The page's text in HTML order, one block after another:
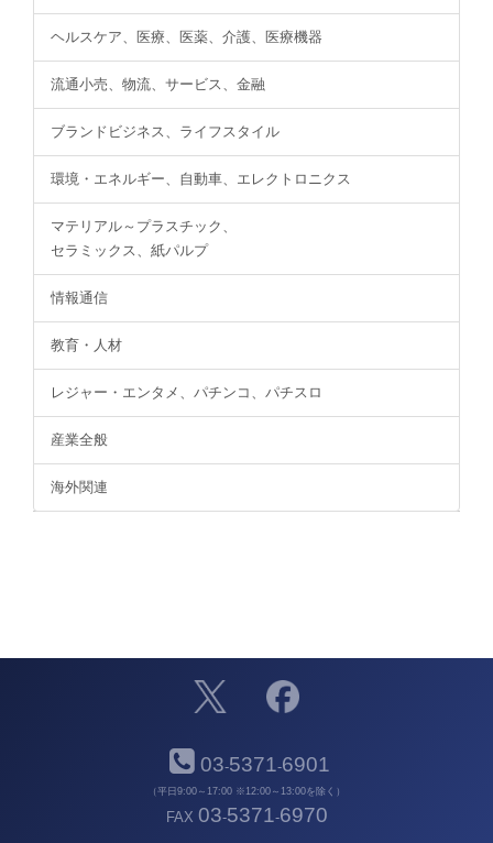
ヘルスケア、医療、医薬、介護、医療機器
流通小売、物流、サービス、金融
ブランドビジネス、ライフスタイル
環境・エネルギー、自動車、エレクトロニクス
マテリアル～プラスチック、
セラミックス、紙パルプ
情報通信
教育・人材
レジャー・エンタメ、パチンコ、パチスロ
産業全般
海外関連
03-5371-6901
（平日9:00～17:00 ※12:00～13:00を除く）
FAX 03-5371-6970